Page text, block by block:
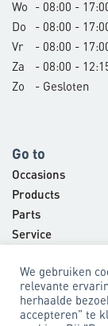
Wo
- 08:00 -
Do
- 08:00 -
Vr
- 08:00 -
Za
- 08:00 -
Zo
- Gesloten
Go to
Occasions
Products
Parts
Service
Contact
We gebruiken
relevante
herhaalde
accepteren" te